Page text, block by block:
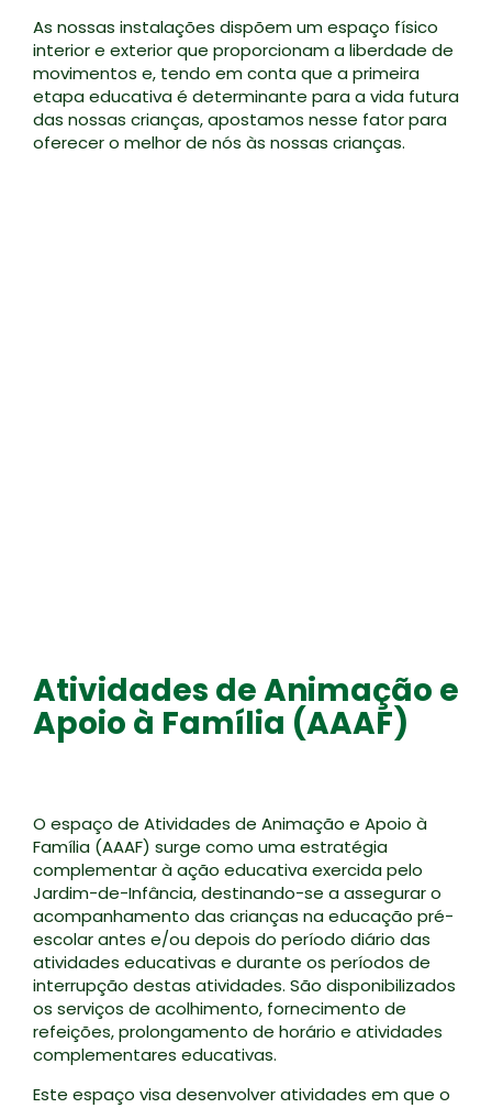
As nossas instalações dispõem um espaço físico
interior e exterior que proporcionam a liberdade de
movimentos e, tendo em conta que a primeira
etapa educativa é determinante para a vida futura
das nossas crianças, apostamos nesse fator para
oferecer o melhor de nós às nossas crianças.
Atividades de Animação e
Apoio à Família (AAAF)
O espaço de Atividades de Animação e Apoio à
Família (AAAF) surge como uma estratégia
complementar à ação educativa exercida pelo
Jardim-de-Infância, destinando-se a assegurar o
acompanhamento das crianças na educação pré-
escolar antes e/ou depois do período diário das
atividades educativas e durante os períodos de
interrupção destas atividades. São disponibilizados
os serviços de acolhimento, fornecimento de
refeições, prolongamento de horário e atividades
complementares educativas.
Este espaço visa desenvolver atividades em que o